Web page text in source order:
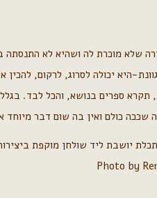
שלא מוכרת לה ושהיא לא
היא יכולה לסרוג, לרקום,
תקרא ספרים בנושא, והכל לבד.
כולם ואין בה שום דבר מיוחד
Photo by